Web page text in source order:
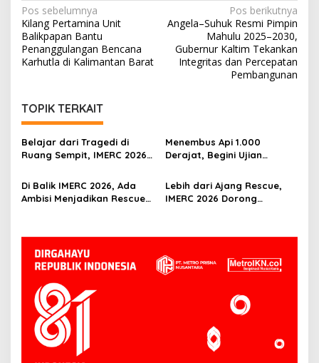
Navigasi
pos
Pos sebelumnya
Kilang Pertamina Unit
Balikpapan Bantu
Penanggulangan Bencana
Karhutla di Kalimantan Barat
Pos berikutnya
Angela–Suhuk Resmi Pimpin
Mahulu 2025–2030,
Gubernur Kaltim Tekankan
Integritas dan Percepatan
Pembangunan
TOPIK TERKAIT
Belajar dari Tragedi di
Ruang Sempit, IMERC 2026
Selamatkan Korban
Menembus Api 1.000
Derajat, Begini Ujian
Di Balik IMERC 2026, Ada
Ambisi Menjadikan Rescuer
Lebih dari Ajang Rescue,
IMERC 2026 Dorong